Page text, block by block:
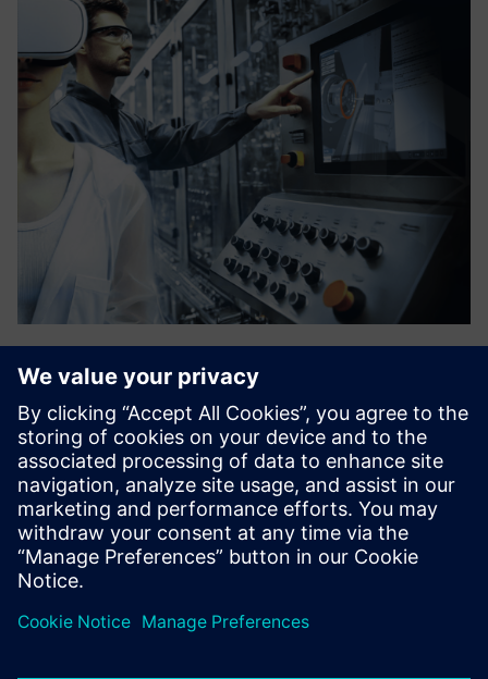
vSTAGE - Interactive 3D
Szoftvermegoldás, amely lehetővé teszi a komplex ipari
termékek, üzemeltetési eljárások vagy szolgáltatási
koncepciók belsőleg és az ügyfelek számára történő
elmagyarázását interaktív 3D-ben weben, táblagépen,
számítógépen és virt...
További információk